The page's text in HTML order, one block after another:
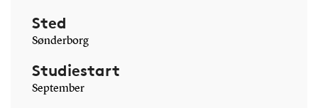
Sted
Sønderborg
Studiestart
September